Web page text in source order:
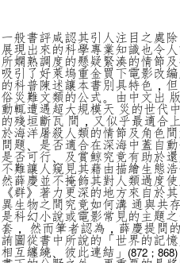
一般書評咸認其引人注目之處
展現出來的科學專業知識也令
所嫻熟調度的懸疑緊湊的情節
吸引了好萊塢重金買下電影改
的科普陳述讓本書別具特色，
俗災難文類的公式。由中文出
動輒遭遇超大規模天 災的世代
的殘垣斷瓦 間，又似乎最適合
於海洋屠殺人類的情節及角色
問題、是否適合在深海中蓋自
是否可行、及賞鯨究竟有助於
不難讓人窺見其藉由描繪生態
然薛慶並不掩飾其對人類過度
《群》著力更深的地方來自於
異生物之間究竟如何溝 通與共
是科幻小說或電影常見的主題
套， 然而筆者認為，薛慶提問
詴圖從書中所說的「世界的記
相互纏繞、彼此連結」(872；868)